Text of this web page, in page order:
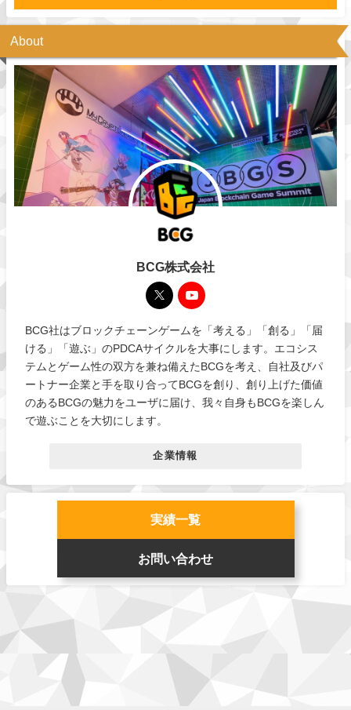
About
BCG株式会社
BCG社はブロックチェーンゲームを「考える」「創る」「届
ける」「遊ぶ」のPDCAサイクルを大事にします。エコシス
テムとゲーム性の双方を兼ね備えたBCGを考え、自社及びパ
ートナー企業と手を取り合ってBCGを創り、創り上げた価値
のあるBCGの魅力をユーザに届け、我々自身もBCGを楽しん
で遊ぶことを大切にします。
企業情報
実績一覧
お問い合わせ